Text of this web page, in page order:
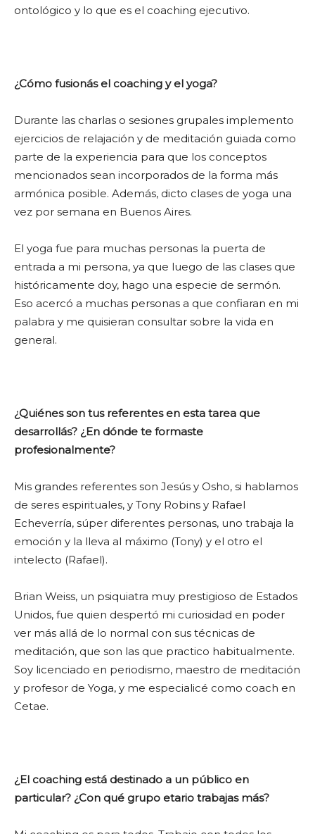
ontológico y lo que es el coaching ejecutivo.
¿Cómo fusionás el coaching y el yoga?
Durante las charlas o sesiones grupales implemento
ejercicios de relajación y de meditación guiada como
parte de la experiencia para que los conceptos
mencionados sean incorporados de la forma más
armónica posible. Además, dicto clases de yoga una
vez por semana en Buenos Aires.
El yoga fue para muchas personas la puerta de
entrada a mi persona, ya que luego de las clases que
históricamente doy, hago una especie de sermón.
Eso acercó a muchas personas a que confiaran en mi
palabra y me quisieran consultar sobre la vida en
general.
¿Quiénes son tus referentes en esta tarea que
desarrollás? ¿En dónde te formaste
profesionalmente?
Mis grandes referentes son Jesús y Osho, si hablamos
de seres espirituales, y Tony Robins y Rafael
Echeverría, súper diferentes personas, uno trabaja la
emoción y la lleva al máximo (Tony) y el otro el
intelecto (Rafael).
Brian Weiss, un psiquiatra muy prestigioso de Estados
Unidos, fue quien despertó mi curiosidad en poder
ver más allá de lo normal con sus técnicas de
meditación, que son las que practico habitualmente.
Soy licenciado en periodismo, maestro de meditación
y profesor de Yoga, y me especialicé como coach en
Cetae.
¿El coaching está destinado a un público en
particular? ¿Con qué grupo etario trabajas más?